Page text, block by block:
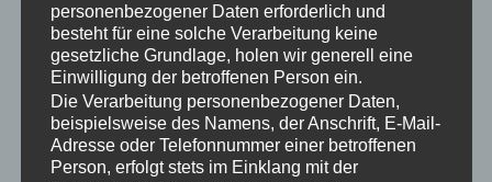
Bewirtschaftung kleinerer Waldbestände.
Die Sonderschau BioEnergy Wood, die das KWF
gemeinsam mit der DLG vorbereitet, bietet eine
umfassende Darbietung der gesamten
Wertschöpfungskette Energieholz incl. der
Beerntung von Kurzumtriebsplantagen, der
personenbezogener Daten erforderlich und
besteht für eine solche Verarbeitung keine
gesetzliche Grundlage, holen wir generell eine
Einwilligung der betroffenen Person ein.
Die Verarbeitung personenbezogener Daten,
beispielsweise des Namens, der Anschrift, E-Mail-
Adresse oder Telefonnummer einer betroffenen
Person, erfolgt stets im Einklang mit der